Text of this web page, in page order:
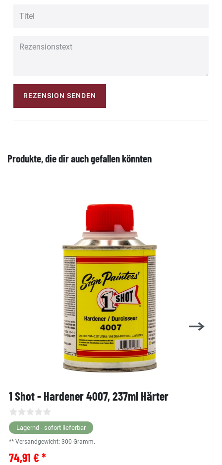
REZENSION SENDEN
Produkte, die dir auch gefallen könnten
1 Shot - Hardener 4007, 237ml Härter
Lagernd - sofort lieferbar
** Versandgewicht: 300 Gramm.
74,91 € *